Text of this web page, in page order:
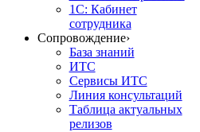
1С: Кабинет
сотрудника
Сопровождение›
База знаний
ИТС
Сервисы ИТС
Линия консультаций
Таблица актуальных
релизов